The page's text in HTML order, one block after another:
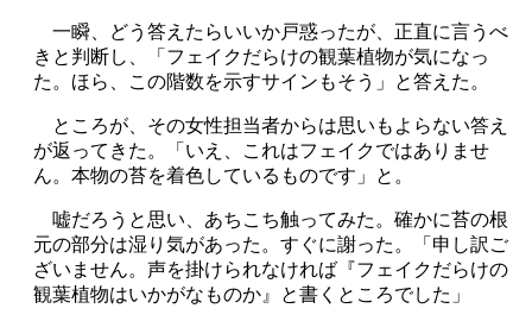
一瞬、どう答えたらいいか戸惑ったが、正直に言うべ
きと判断し、「フェイクだらけの観葉植物が気になっ
た。ほら、この階数を示すサインもそう」と答えた。
ところが、その女性担当者からは思いもよらない答え
が返ってきた。「いえ、これはフェイクではありませ
ん。本物の苔を着色しているものです」と。
嘘だろうと思い、あちこち触ってみた。確かに苔の根
元の部分は湿り気があった。すぐに謝った。「申し訳ご
ざいません。声を掛けられなければ『フェイクだらけの
観葉植物はいかがなものか』と書くところでした」